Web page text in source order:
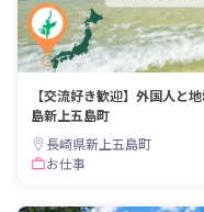
【交流好き歓迎】外国人と
島新上五島町
長崎県新上五島町
お仕事